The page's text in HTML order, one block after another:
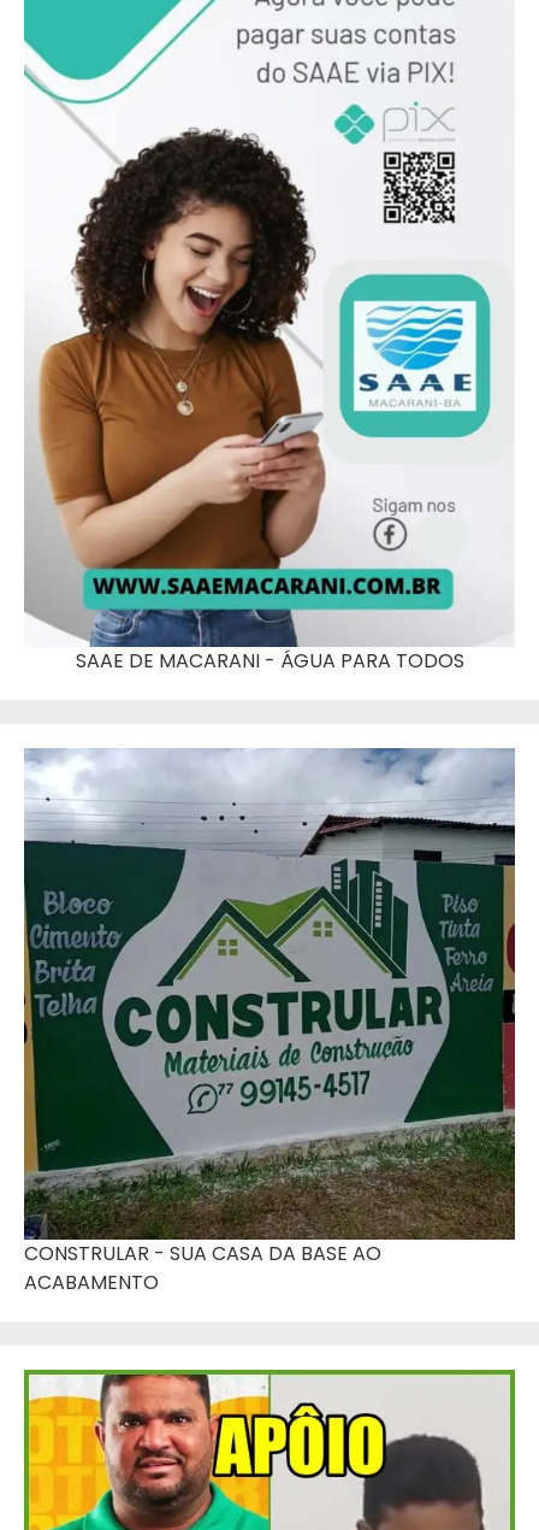
SAAE DE MACARANI - ÁGUA PARA TODOS
CONSTRULAR - SUA CASA DA BASE AO
ACABAMENTO